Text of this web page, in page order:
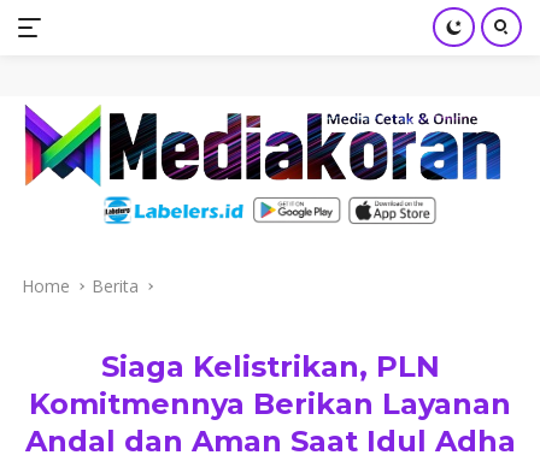
Skip
content
Home Berita
Siaga Kelistrikan, PLN
Komitmennya Berikan Layanan
Andal dan Aman Saat Idul Adha